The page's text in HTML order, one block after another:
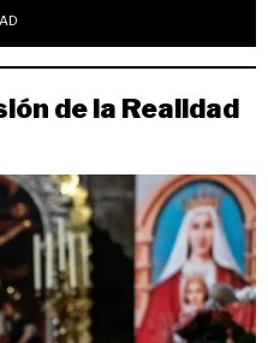
de la Realidad